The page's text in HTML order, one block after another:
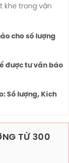
khe trong vận
cho số lượng
được tư vấn báo
Số lượng, Kích
TỪ 300